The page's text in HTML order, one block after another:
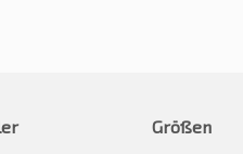
Größen